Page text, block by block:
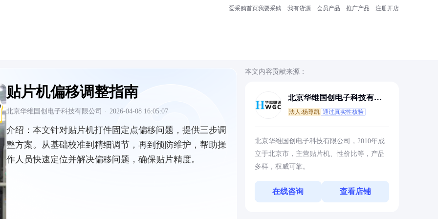
爱采购首页我要采购 我有货源 会员产品 推广产品 注册开店
贴片机偏移调整指南
北京华维国创电子科技有限公司 · 2026-04-08 16:05:07
介绍： 本文针对贴片机打件固定点偏移问题，提供三步调
整方案。从基础校准到精细调节，再到预防维护，帮助操
作人员快速定位并解决偏移问题，确保贴片精度。
本文内容贡献来源：
北京华维国创电子科技有限
法人:杨尊凯 通过真实性核验
北京华维国创电子科技有限公司，2010年成
立于北京市，主营贴片机、性价比等，产品
多样，权威可靠。
在线咨询 查看店铺